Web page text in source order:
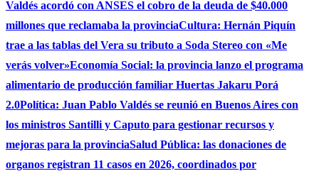
Valdés acordó con ANSES el cobro de la deuda de $40.000
millones que reclamaba la provinciaCultura: Hernán Piquín
trae a las tablas del Vera su tributo a Soda Stereo con «Me
verás volver»Economía Social: la provincia lanzo el programa
alimentario de producción familiar Huertas Jakaru Porá
2.0Política: Juan Pablo Valdés se reunió en Buenos Aires con
los ministros Santilli y Caputo para gestionar recursos y
mejoras para la provinciaSalud Pública: las donaciones de
organos registran 11 casos en 2026, coordinados por